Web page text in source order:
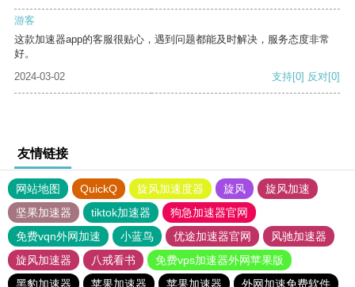
游客
这款加速器app的客服很贴心，遇到问题都能及时解决，服务态度非常
好。
2024-03-02
支持[0] 反对[0]
友情链接
网站地图 QuickQ 旋风加速度器 旋风
旋风加速
坚果加速器
tiktok加速器
狗急加速器官网
免费vqn外网加速
小蓝鸟 优途加速器官网
风驰加速器
旋风加速器
八戒看书
免费vps加速器外网苹果版
黑豹加速器
苹果加速器 苹果加速器 外网加速免费软件